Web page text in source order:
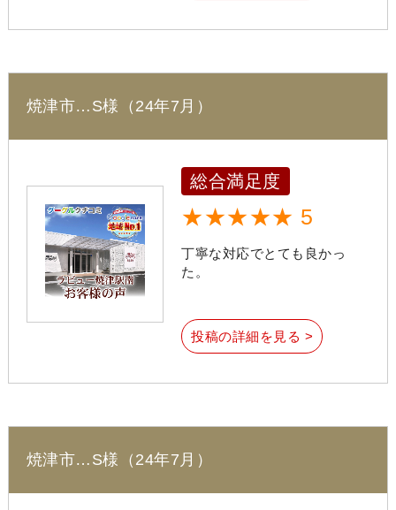
焼津市…S様（24年7月）
総合満足度
★★★★★ 5
丁寧な対応でとても良かっ
た。
投稿の詳細を見る >
焼津市…S様（24年7月）